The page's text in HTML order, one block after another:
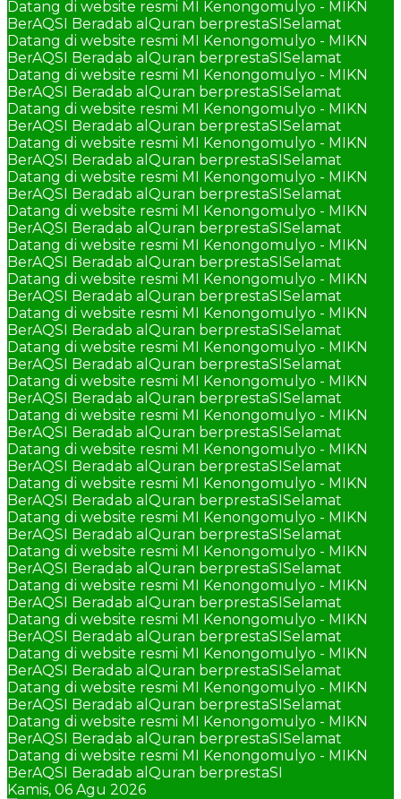
Datang di website resmi MI Kenongomulyo - MIKN
BerAQSI Beradab alQuran berprestaSISelamat
Datang di website resmi MI Kenongomulyo - MIKN
BerAQSI Beradab alQuran berprestaSISelamat
Datang di website resmi MI Kenongomulyo - MIKN
BerAQSI Beradab alQuran berprestaSISelamat
Datang di website resmi MI Kenongomulyo - MIKN
BerAQSI Beradab alQuran berprestaSISelamat
Datang di website resmi MI Kenongomulyo - MIKN
BerAQSI Beradab alQuran berprestaSISelamat
Datang di website resmi MI Kenongomulyo - MIKN
BerAQSI Beradab alQuran berprestaSISelamat
Datang di website resmi MI Kenongomulyo - MIKN
BerAQSI Beradab alQuran berprestaSISelamat
Datang di website resmi MI Kenongomulyo - MIKN
BerAQSI Beradab alQuran berprestaSISelamat
Datang di website resmi MI Kenongomulyo - MIKN
BerAQSI Beradab alQuran berprestaSISelamat
Datang di website resmi MI Kenongomulyo - MIKN
BerAQSI Beradab alQuran berprestaSISelamat
Datang di website resmi MI Kenongomulyo - MIKN
BerAQSI Beradab alQuran berprestaSISelamat
Datang di website resmi MI Kenongomulyo - MIKN
BerAQSI Beradab alQuran berprestaSISelamat
Datang di website resmi MI Kenongomulyo - MIKN
BerAQSI Beradab alQuran berprestaSISelamat
Datang di website resmi MI Kenongomulyo - MIKN
BerAQSI Beradab alQuran berprestaSISelamat
Datang di website resmi MI Kenongomulyo - MIKN
BerAQSI Beradab alQuran berprestaSISelamat
Datang di website resmi MI Kenongomulyo - MIKN
BerAQSI Beradab alQuran berprestaSISelamat
Datang di website resmi MI Kenongomulyo - MIKN
BerAQSI Beradab alQuran berprestaSISelamat
Datang di website resmi MI Kenongomulyo - MIKN
BerAQSI Beradab alQuran berprestaSISelamat
Datang di website resmi MI Kenongomulyo - MIKN
BerAQSI Beradab alQuran berprestaSISelamat
Datang di website resmi MI Kenongomulyo - MIKN
BerAQSI Beradab alQuran berprestaSISelamat
Datang di website resmi MI Kenongomulyo - MIKN
BerAQSI Beradab alQuran berprestaSISelamat
Datang di website resmi MI Kenongomulyo - MIKN
BerAQSI Beradab alQuran berprestaSISelamat
Datang di website resmi MI Kenongomulyo - MIKN
BerAQSI Beradab alQuran berprestaSI
Kamis, 06 Agu 2026